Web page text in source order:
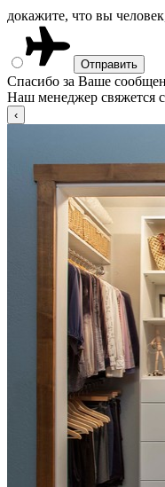
докажите, что вы
Спасибо за Ваше
Наш менеджер свяжется